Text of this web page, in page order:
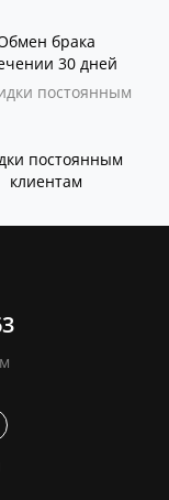
брака
30 дней
постоянным
клиентам